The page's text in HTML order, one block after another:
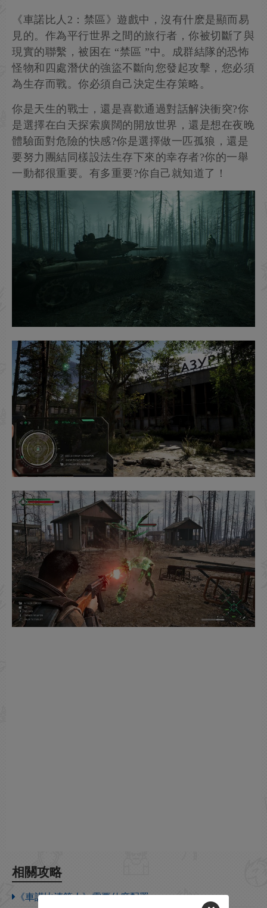
《車諾比人2：禁區》遊戲中，沒有什麽是顯而易
見的。作為平行世界之間的旅行者，你被切斷了與
現實的聯繫，被困在 “禁區 ”中。成群結隊的恐怖
怪物和四處潛伏的強盜不斷向您發起攻擊，您必須
為生存而戰。你必須自己決定生存策略。
你是天生的戰士，還是喜歡通過對話解決衝突?你
是選擇在白天探索廣闊的開放世界，還是想在夜晚
體驗面對危險的快感?你是選擇做一匹孤狼，還是
要努力團結同樣設法生存下來的幸存者?你的一舉
一動都很重要。有多重要?你自己就知道了！
相關攻略
《車諾比清算人》需要什麽配置